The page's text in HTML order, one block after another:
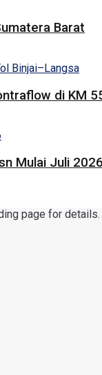
Barat
di KM
Mulai Juli 2026
page for details.